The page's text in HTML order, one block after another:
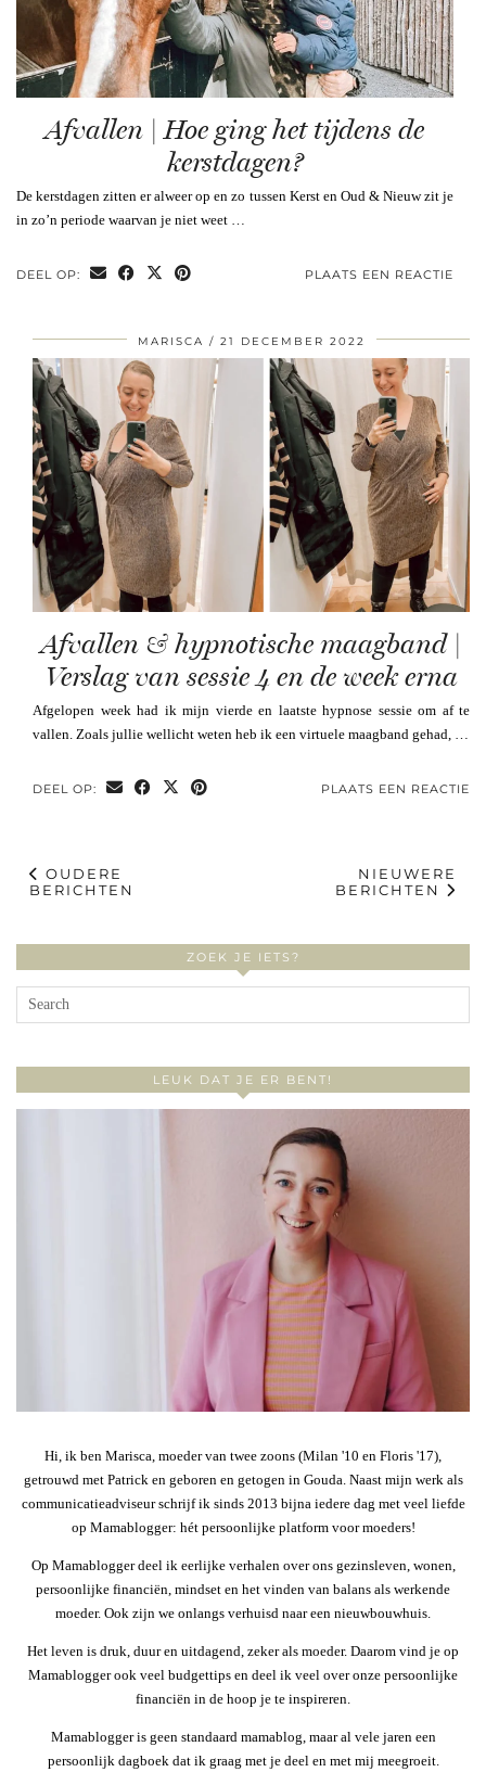
Afvallen | Hoe ging het tijdens de
kerstdagen?
De kerstdagen zitten er alweer op en zo tussen Kerst en Oud & Nieuw zit je
in zo’n periode waarvan je niet weet …
DEEL OP: PLAATS EEN REACTIE
MARISCA 21 DECEMBER 2022
Afvallen & hypnotische maagband |
Verslag van sessie 4 en de week erna
Afgelopen week had ik mijn vierde en laatste hypnose sessie om af te
vallen. Zoals jullie wellicht weten heb ik een virtuele maagband gehad, …
DEEL OP: PLAATS EEN REACTIE
OUDERE
BERICHTEN
NIEUWERE
BERICHTEN
ZOEK JE IETS?
LEUK DAT JE ER BENT!
Hi, ik ben Marisca, moeder van twee zoons (Milan '10 en Floris '17),
getrouwd met Patrick en geboren en getogen in Gouda. Naast mijn werk als
communicatieadviseur schrijf ik sinds 2013 bijna iedere dag met veel liefde
op Mamablogger: hét persoonlijke platform voor moeders!
Op Mamablogger deel ik eerlijke verhalen over ons gezinsleven, wonen,
persoonlijke financiën, mindset en het vinden van balans als werkende
moeder. Ook zijn we onlangs verhuisd naar een nieuwbouwhuis.
Het leven is druk, duur en uitdagend, zeker als moeder. Daarom vind je op
Mamablogger ook veel budgettips en deel ik veel over onze persoonlijke
financiën in de hoop je te inspireren.
Mamablogger is geen standaard mamablog, maar al vele jaren een
persoonlijk dagboek dat ik graag met je deel en met mij meegroeit.